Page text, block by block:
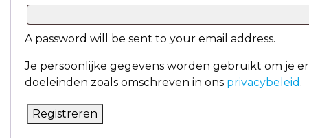
A password will be sent to your email address.
Je persoonlijke gegevens worden gebruikt om je
doeleinden zoals omschreven in ons privacybeleid .
Registreren